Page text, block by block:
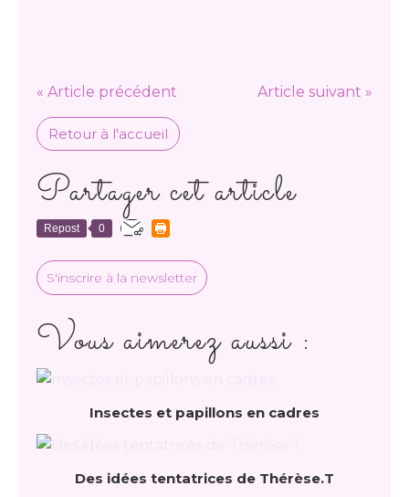
« Article précédent Article suivant »
Retour à l'accueil
Partager cet article
Repost 0
S'inscrire à la newsletter
Vous aimerez aussi :
Insectes et papillons en cadres
Des idées tentatrices de Thérèse.T